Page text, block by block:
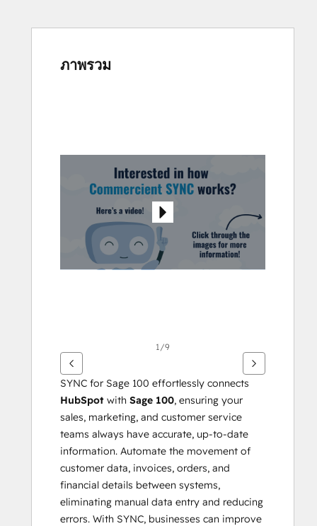
ภาพรวม
1/9
HubSpot with Sage 100, ensuring your
sales, marketing, and customer service
teams always have accurate, up-to-date
information. Automate the movement of
customer data, invoices, orders, and
financial details between systems,
eliminating manual data entry and reducing
errors. With SYNC, businesses can improve